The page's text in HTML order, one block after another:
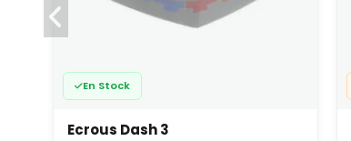
En Stock
Ecrous Dash 3